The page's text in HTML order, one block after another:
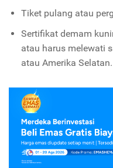
Tiket pulang atau
Sertifikat demam
atau harus melewati
atau Amerika Selatan.